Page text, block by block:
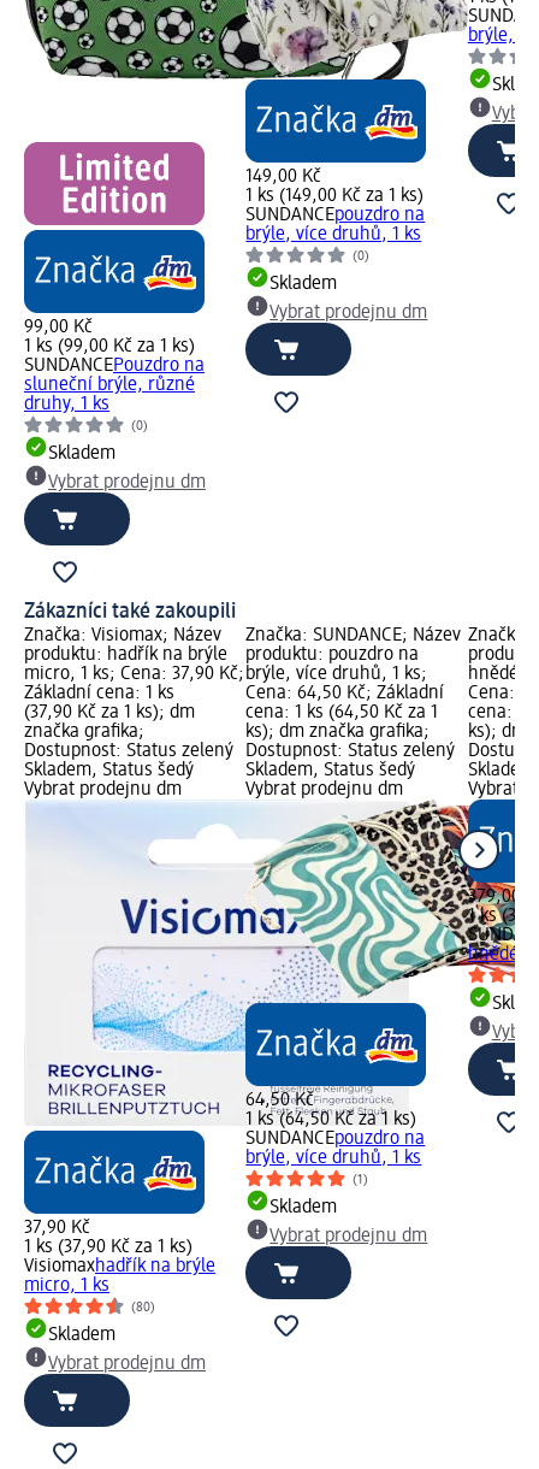
99,00 Kč
1 ks (99,00 Kč za 1 ks)
SUNDANCEPouzdro na
sluneční brýle, různé
druhy, 1 ks
(0)
Skladem
Vybrat prodejnu dm
149,00 Kč
1 ks (149,00 Kč za 1 ks)
SUNDANCEpouzdro na
brýle, více druhů, 1 ks
(0)
Skladem
Vybrat prodejnu dm
brýle, 1
Zákazníci také zakoupili
Značka: Visiomax; Název
produktu: hadřík na brýle
micro, 1 ks; Cena: 37,90 Kč;
Základní cena: 1 ks
(37,90 Kč za 1 ks); dm
značka grafika;
Dostupnost: Status zelený
Skladem, Status šedý
Vybrat prodejnu dm
37,90 Kč
1 ks (37,90 Kč za 1 ks)
Visiomaxhadřík na brýle
micro, 1 ks
(80)
Skladem
Vybrat prodejnu dm
Značka: SUNDANCE; Název
produktu: pouzdro na
brýle, více druhů, 1 ks;
Cena: 64,50 Kč; Základní
cena: 1 ks (64,50 Kč za 1
ks); dm značka grafika;
Dostupnost: Status zelený
Skladem, Status šedý
Vybrat prodejnu dm
64,50 Kč
1 ks (64,50 Kč za 1 ks)
SUNDANCEpouzdro na
brýle, více druhů, 1 ks
(1)
Skladem
Vybrat prodejnu dm
Značka:
hnědé,
Cena:
cena: 1
ks); dm
Vybrat
379,00
1 ks
hnědé,